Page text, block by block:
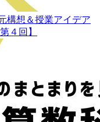
構想＆授業アイデア
４回】